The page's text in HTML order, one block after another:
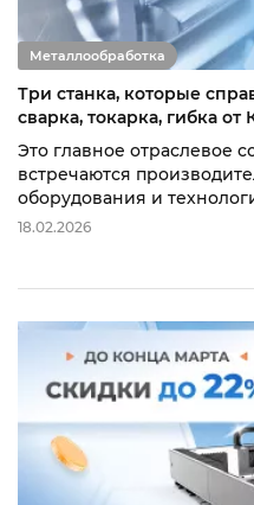
Металлообработка
Три станка, которые
сварка, токарка, гибка
Это главное отраслевое
встречаются
оборудования и
18.02.2026